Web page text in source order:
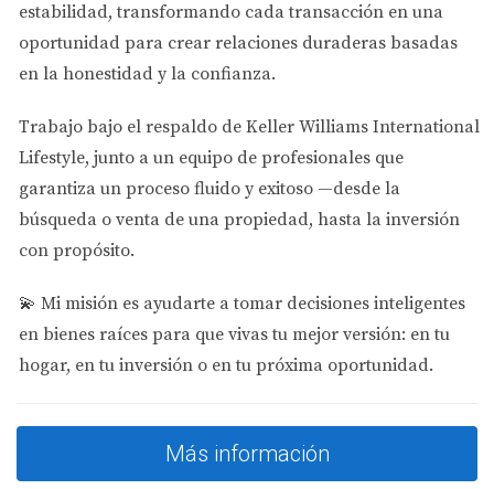
Juan es un colombiano que quiere comprar una
propiedad en Miami para alquilarla. Decide optar por un
préstamo Non-QM. Su situación financiera incluye
ayuda de su asesor financiero, logra presentar sus
estados de cuenta bancarios y demuestra su capacidad
para hacer pagos mensuales.
Explorar el mercado local te ayudará a
identificar propiedades con alto potencial de
alquiler. No te limites a lo que conoces.
Caso Práctico 2: Compra de
María busca comprar una vivienda vacacional en Miami.
estabilidad, transformando cada transacción en una
oportunidad para crear relaciones duraderas basadas
en la honestidad y la confianza.
Trabajo bajo el respaldo de Keller Williams International
Lifestyle, junto a un equipo de profesionales que
garantiza un proceso fluido y exitoso —desde la
búsqueda o venta de una propiedad, hasta la inversión
con propósito.
💫 Mi misión es ayudarte a tomar decisiones inteligentes
en bienes raíces para que vivas tu mejor versión: en tu
hogar, en tu inversión o en tu próxima oportunidad.
Más información